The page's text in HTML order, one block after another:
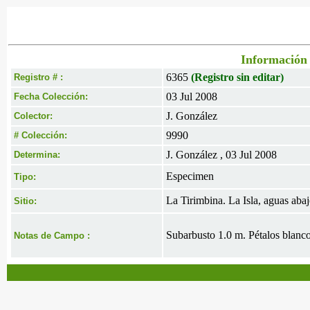
Información
Registro # : 6365 (Registro sin editar)
Fecha Colección: 03 Jul 2008
Colector: J. González
# Colección: 9990
Determina: J. González , 03 Jul 2008
Tipo: Especimen
Sitio: La Tirimbina. La Isla, aguas
Notas de Campo : Subarbusto 1.0 m. Pétalos